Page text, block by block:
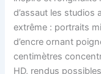
d’assaut les
extrême : portraits
d’encre ornant
centimètres
HD, rendus